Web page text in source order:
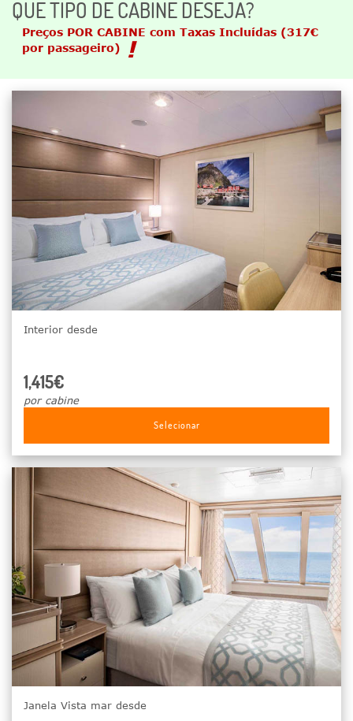
QUE TIPO DE CABINE DESEJA?
Preços POR CABINE com Taxas Incluídas (317€
por passageiro)
Interior desde
1,415€
por cabine
Selecionar
Janela Vista mar desde